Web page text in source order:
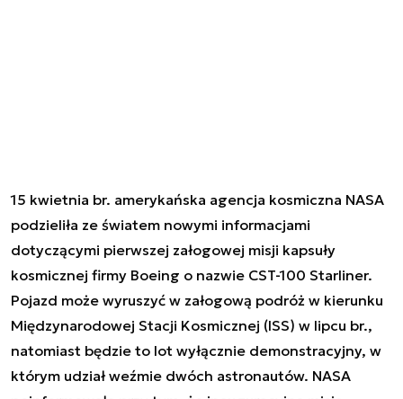
15 kwietnia br. amerykańska agencja kosmiczna NASA
podzieliła ze światem nowymi informacjami
dotyczącymi pierwszej załogowej misji kapsuły
kosmicznej firmy Boeing o nazwie CST-100 Starliner.
Pojazd może wyruszyć w załogową podróż w kierunku
Międzynarodowej Stacji Kosmicznej (ISS) w lipcu br.,
natomiast będzie to lot wyłącznie demonstracyjny, w
którym udział weźmie dwóch astronautów. NASA